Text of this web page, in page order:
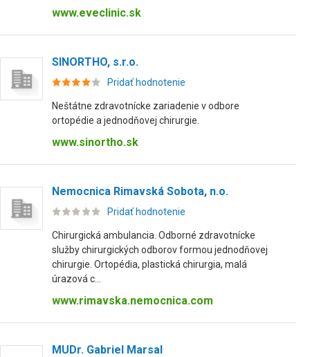
www.eveclinic.sk
SINORTHO, s.r.o.
Pridať hodnotenie
Neštátne zdravotnícke zariadenie v odbore
ortopédie a jednodňovej chirurgie.
www.sinortho.sk
Nemocnica Rimavská Sobota, n.o.
Pridať hodnotenie
Chirurgická ambulancia. Odborné zdravotnícke
služby chirurgických odborov formou jednodňovej
chirurgie. Ortopédia, plastická chirurgia, malá
úrazová c...
www.rimavska.nemocnica.com
MUDr. Gabriel Marsal